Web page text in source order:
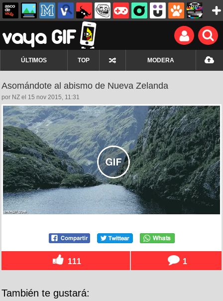
ÚLTIMOS TOP MODERA
Asomándote al abismo de Nueva Zelanda
por NZ el 15 nov 2015, 11:31
111 1
También te gustará: